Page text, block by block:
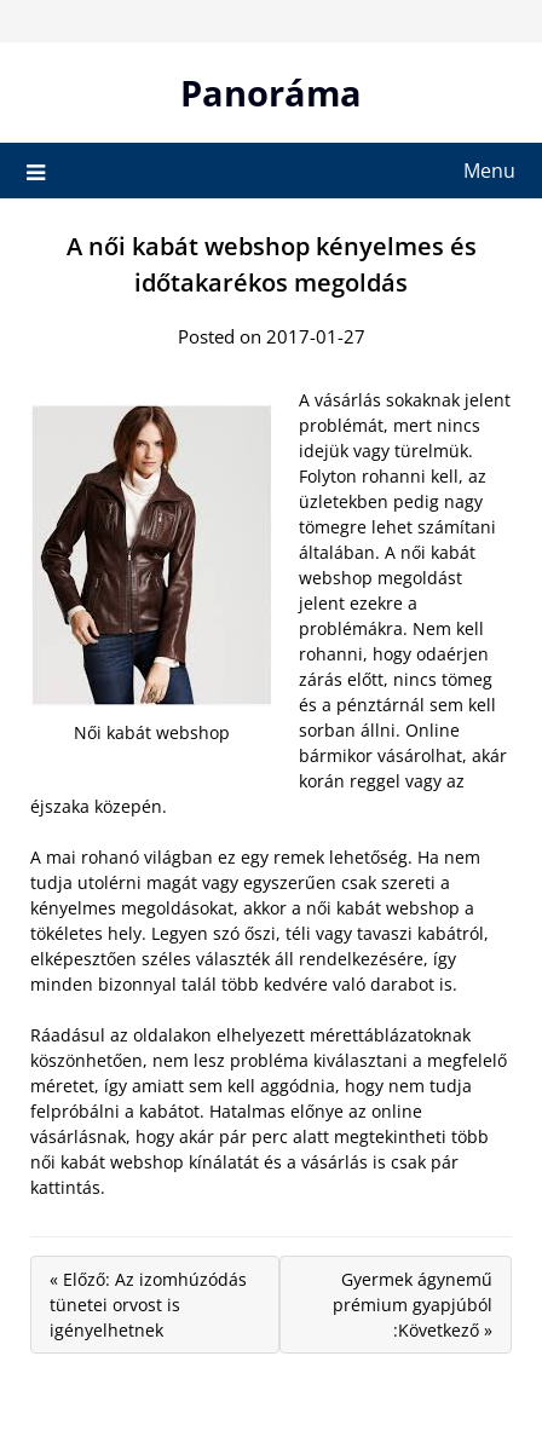
Panoráma
Menu
A női kabát webshop kényelmes és
időtakarékos megoldás
Posted on 2017-01-27
Női kabát webshop
A vásárlás sokaknak jelent
problémát, mert nincs
idejük vagy türelmük.
Folyton rohanni kell, az
üzletekben pedig nagy
tömegre lehet számítani
általában. A női kabát
webshop megoldást
jelent ezekre a
problémákra. Nem kell
rohanni, hogy odaérjen
zárás előtt, nincs tömeg
és a pénztárnál sem kell
sorban állni. Online
bármikor vásárolhat, akár
korán reggel vagy az
éjszaka közepén.
A mai rohanó világban ez egy remek lehetőség. Ha nem
tudja utolérni magát vagy egyszerűen csak szereti a
kényelmes megoldásokat, akkor a női kabát webshop a
tökéletes hely. Legyen szó őszi, téli vagy tavaszi kabátról,
elképesztően széles választék áll rendelkezésére, így
minden bizonnyal talál több kedvére való darabot is.
Ráadásul az oldalakon elhelyezett mérettáblázatoknak
köszönhetően, nem lesz probléma kiválasztani a megfelelő
méretet, így amiatt sem kell aggódnia, hogy nem tudja
felpróbálni a kabátot. Hatalmas előnye az online
vásárlásnak, hogy akár pár perc alatt megtekintheti több
női kabát webshop kínálatát és a vásárlás is csak pár
kattintás.
« Előző: Az izomhúzódás
tünetei orvost is
igényelhetnek
Gyermek ágynemű
prémium gyapjúból
:Következő »